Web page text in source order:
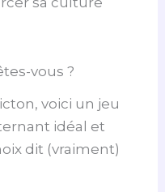
vous ?
voici un jeu
idéal et
dit (vraiment)